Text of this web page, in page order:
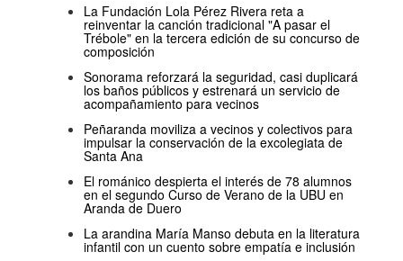
La Fundación Lola Pérez Rivera reta a
reinventar la canción tradicional "A pasar el
Trébole" en la tercera edición de su concurso de
composición
Sonorama reforzará la seguridad, casi duplicará
los baños públicos y estrenará un servicio de
acompañamiento para vecinos
Peñaranda moviliza a vecinos y colectivos para
impulsar la conservación de la excolegiata de
Santa Ana
El románico despierta el interés de 78 alumnos
en el segundo Curso de Verano de la UBU en
Aranda de Duero
La arandina María Manso debuta en la literatura
infantil con un cuento sobre empatía e inclusión